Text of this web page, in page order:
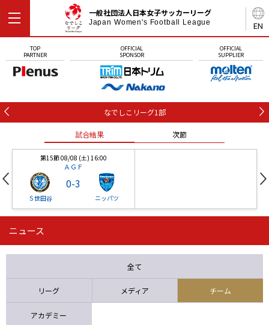
EN
一般社団法人日本女子サッカーリーグ
Japan Women's Football League
TOP
PARTNER
OFFICIAL
SPONSOR
OFFICIAL
SUPPLIER
なでしこリーグ1部
試合結果 次節
第15節 08/08 (土) 16:00
ＡＧＦ
Ｓ世田谷
0-3
ニッパツ
第16節 09/05 (土) 15:00
ニッパツ 石人の星
ニュース
全て
リーグ メディア チーム
アカデミー